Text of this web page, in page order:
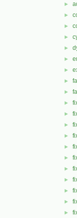
►
►
►
►
►
►
►
►
►
►
►
►
►
►
►
►
►
►
►
►